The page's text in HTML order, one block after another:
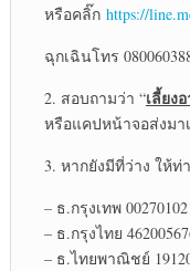
หรือคลิ๊ก https://
ฉุกเฉินโทร
2. สอบถามว่า “เลี้ยง
หรือแคปหน้าจอส่งมา
3. หากยังมีที่ว่าง ให้
– ธ.กรุงเทพ
– ธ.กรุงไทย
– ธ.ไทยพาณิชย์